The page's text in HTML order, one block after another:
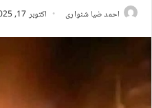
احمد ضیا شنواری اکتوبر 17, 2025